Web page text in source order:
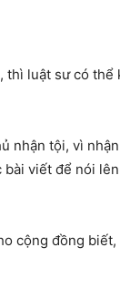
luật sư có
nhận tội, vì
bài viết để nói
cộng đồng